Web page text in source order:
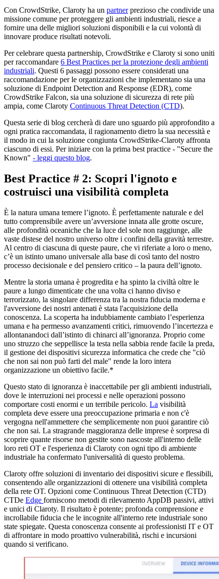
Con CrowdStrike, Claroty ha un partnerprezioso che condivide una
missione comune per proteggere gli ambienti industriali, riesce a
fornire una delle migliori soluzioni disponibili e la cui volontà di
innovare produce risultati notevoli.
Per celebrare questa partnership, CrowdStrike e Claroty si sono uniti
per raccomandare 6 Best Practices per la protezione degli ambienti
industriali. Questi 6 passaggi possono essere considerati una
raccomandazione per le organizzazioni che implementano sia una
soluzione di Endpoint Detection and Response (EDR), come
CrowdStrike Falcon, sia una soluzione di sicurezza di rete più
ampia, come Claroty Continuous Threat Detection (CTD).
Questa serie di blog cercherà di dare uno sguardo più approfondito a
ogni pratica raccomandata, il ragionamento dietro la sua necessità e
il modo in cui la soluzione congiunta CrowdStrike-Claroty affronta
ciascuno di essi. Per iniziare con la prima best practice - "Secure the
Known" - leggi questo blog.
Best Practice # 2: Scopri l'ignoto e
costruisci una visibilità completa
È la natura umana temere l’ignoto. È perfettamente naturale e del
tutto comprensibile avere un’avversione innata alle grotte oscure,
alle profondità oceaniche che la luce del sole non raggiunge, alle
vaste distese del nostro universo oltre i confini della gravità terrestre.
Al centro di ciascuna di queste paure, che vi riferiate a loro o meno,
c’è un istinto umano universale alla base di così tanto del nostro
processo decisionale e del pensiero critico – la paura dell’ignoto.
Mentre la storia umana è progredita e ha spinto la civiltà oltre le
paure a lungo dimenticate che una volta ci hanno diviso e
terrorizzato, la singolare differenza tra la nostra fiducia moderna e
l'avversione dei nostri antenati è stata l'acquisizione della
conoscenza. La scoperta ha indubbiamente cambiato l’esperienza
umana e ha permesso avanzamenti critici, rimuovendo l’incertezza e
allontanandoci dall’istinto di chinarci all’ignoranza. Proprio come
uno struzzo che seppellisce la testa nella sabbia rende facile la preda,
il gestione dei dispositivi sicurezza informatica che crede che "ciò
che non sai non può farti del male" rende la loro intera
organizzazione un obiettivo facile.*
Questo stato di ignoranza è inaccettabile per gli ambienti industriali,
dove le interruzioni nei processi e nelle operazioni possono
comportare costi enormi e un terribile pericolo. La visibilità
completa deve essere una preoccupazione primaria e non c'è
vergogna nell'ammettere che semplicemente non puoi garantire ciò
che non sai. La stragrande maggioranza delle imprese è sorpresa di
scoprire quante risorse non gestite sono nascoste all'interno delle
loro reti OT e l'esperienza di Claroty con ogni tipo di ambiente
industriale ha confermato l'universalità di questo problema.
Claroty offre soluzioni di inventario dei dispositivi sicure e flessibili,
consentendo alle organizzazioni di ottenere una visibilità completa
della rete OT. Opzioni come Continuous Threat Detection (CTD)
CTDe Edge forniscono metodi di rilevamento AppDB passivi, attivi
e unici di Claroty. Il risultato è potente; profonda comprensione e
incrollabile fiducia che le incognite all'interno rete industriale sono
state spiegate. Questa conoscenza consente ai professionisti IT e OT
di affrontare in modo proattivo vulnerabilità, rischi e incursioni
quando si verificano.